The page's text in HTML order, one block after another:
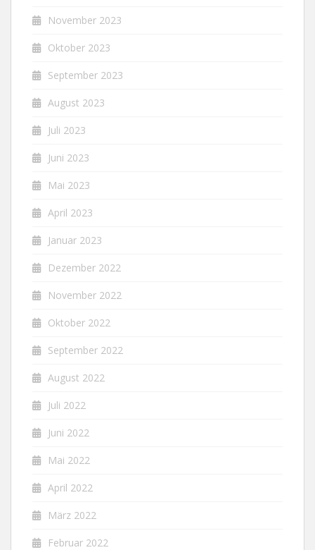
November 2023
Oktober 2023
September 2023
August 2023
Juli 2023
Juni 2023
Mai 2023
April 2023
Januar 2023
Dezember 2022
November 2022
Oktober 2022
September 2022
August 2022
Juli 2022
Juni 2022
Mai 2022
April 2022
März 2022
Februar 2022